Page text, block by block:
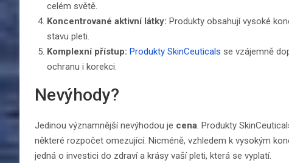
celém světě.
Koncentrované aktivní látky: Produkty obsahují vysoké
stavu pleti.
Komplexní přístup: Produkty SkinCeuticals se vzájemně
ochranu i korekci.
Nevýhody?
Jedinou významnější nevýhodou je cena. Produkty
některé rozpočet omezující. Nicméně, vzhledem k vysokým
jedná o investici do zdraví a krásy vaší pleti, která se vyplatí.